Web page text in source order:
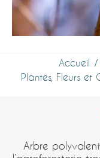
Accueil
Plantes, Fleurs et
Arbre polyvalent,